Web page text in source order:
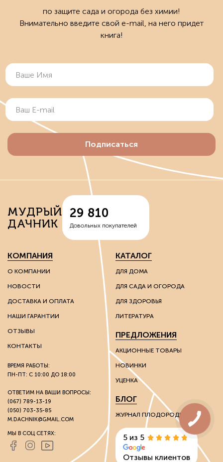
по защите сада и огорода без химии!
Внимательно введите свой e-mail, на него придет
книга!
Подписаться
МУДРЫЙ
ДАЧНИК
29 810
Довольных покупателей
КОМПАНИЯ
О КОМПАНИИ
НОВОСТИ
ДОСТАВКА И ОПЛАТА
НАШИ ГАРАНТИИ
ОТЗЫВЫ
КОНТАКТЫ
ВРЕМЯ РАБОТЫ:
ПН-ПТ: С 10:00 ДО 18:00
ОТВЕТИМ НА ВАШИ ВОПРОСЫ:
(067) 789-13-19
(050) 703-35-85
M.DACHNIK@GMAIL.COM
МЫ В СОЦ СЕТЯХ:
КАТАЛОГ
ДЛЯ ДОМА
ДЛЯ САДА И ОГОРОДА
ДЛЯ ЗДОРОВЬЯ
ЛИТЕРАТУРА
ПРЕДЛОЖЕНИЯ
АКЦИОННЫЕ ТОВАРЫ
НОВИНКИ
УЦЕНКА
БЛОГ
ЖУРНАЛ ПЛОДОРОДИЯ
5 из 5
Отзывы клиентов